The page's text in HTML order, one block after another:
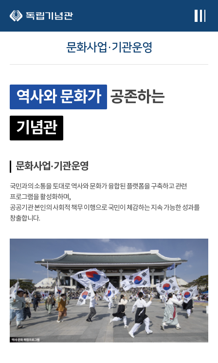
문화사업·기관운영
역사와 문화가 공존하는
기념관
문화사업·기관운영
국민과의 소통을 토대로 역사와 문화가 융합된 플랫폼을 구축하고 관련
프로그램을 활성화하며,
공공기관 본인의 사회적 책무 이행으로 국민이 체감하는 지속 가능한 성과를
창출합니다.